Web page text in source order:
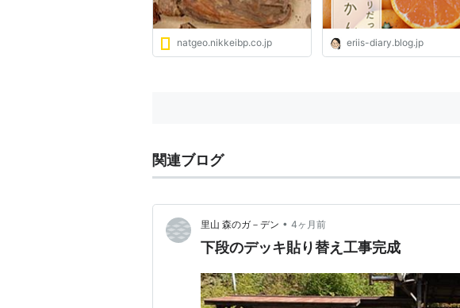
natgeo.nikkeibp.co.jp eriis-diary.blog.jp
関連ブログ
里山 森のガ－デン • 4ヶ月前
下段のデッキ貼り替え工事完成